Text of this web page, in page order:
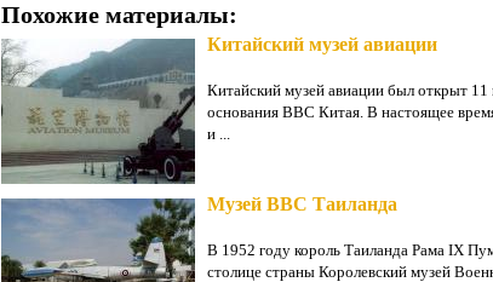
Похожие материалы:
Китайский музей авиации
Китайский музей авиации был открыт 11
основания ВВС Китая. В настоящее
и ...
Музей ВВС Таиланда
В 1952 году король Таиланда Рама IX
столице страны Королевский музей